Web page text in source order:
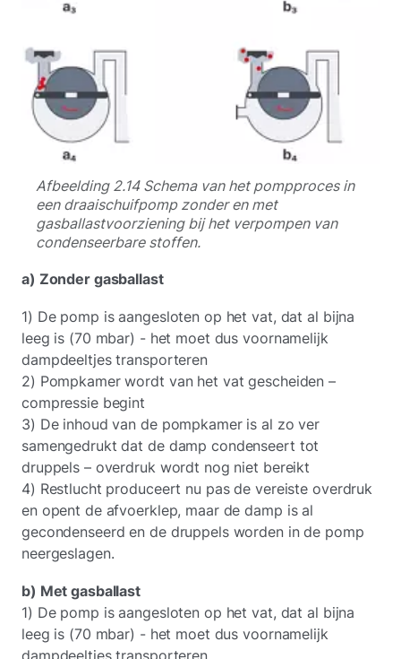
Afbeelding 2.14 Schema van het pompproces in
een draaischuifpomp zonder en met
gasballastvoorziening bij het verpompen van
condenseerbare stoffen.
a) Zonder gasballast
1) De pomp is aangesloten op het vat, dat al bijna
leeg is (70 mbar) - het moet dus voornamelijk
dampdeeltjes transporteren
2) Pompkamer wordt van het vat gescheiden –
compressie begint
3) De inhoud van de pompkamer is al zo ver
samengedrukt dat de damp condenseert tot
druppels – overdruk wordt nog niet bereikt
4) Restlucht produceert nu pas de vereiste overdruk
en opent de afvoerklep, maar de damp is al
gecondenseerd en de druppels worden in de pomp
neergeslagen.
b) Met gasballast
1) De pomp is aangesloten op het vat, dat al bijna
leeg is (70 mbar) - het moet dus voornamelijk
dampdeeltjes transporteren